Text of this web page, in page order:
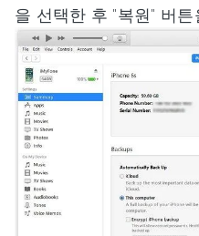
을 선택한 후 "복원" 버튼